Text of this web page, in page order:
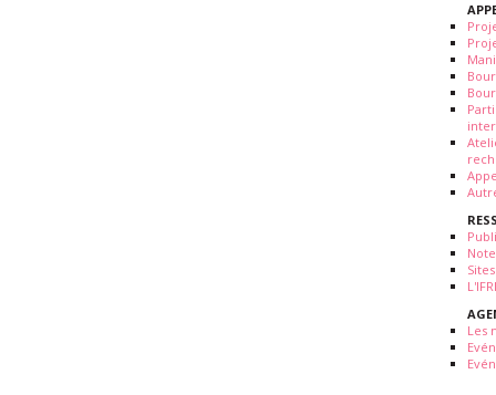
Les